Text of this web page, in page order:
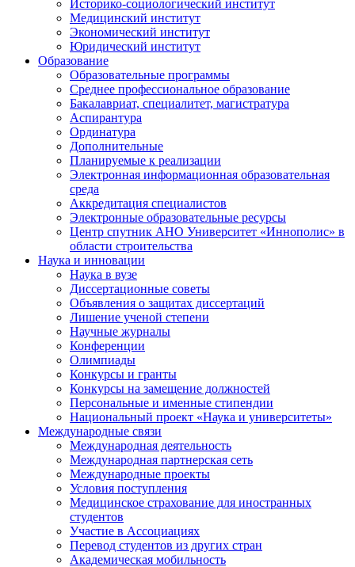
Историко-социологический институт
Медицинский институт
Экономический институт
Юридический институт
Образование
Образовательные программы
Среднее профессиональное образование
Бакалавриат, специалитет, магистратура
Аспирантура
Ординатура
Дополнительные
Планируемые к реализации
Электронная информационная образовательная
среда
Аккредитация специалистов
Электронные образовательные ресурсы
Центр спутник АНО Университет «Иннополис» в
области строительства
Наука и инновации
Наука в вузе
Диссертационные советы
Объявления о защитах диссертаций
Лишение ученой степени
Научные журналы
Конференции
Олимпиады
Конкурсы и гранты
Конкурсы на замещение должностей
Персональные и именные стипендии
Национальный проект «Наука и университеты»
Международные связи
Международная деятельность
Международная партнерская сеть
Международные проекты
Условия поступления
Медицинское страхование для иностранных
студентов
Участие в Ассоциациях
Перевод студентов из других стран
Академическая мобильность